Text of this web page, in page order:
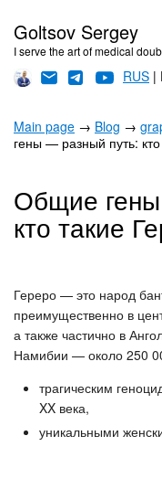
Goltsov Sergey
I serve the art of medical
RUS |
Main page → Blog →
гены — разный путь:
Общие
кто такие
Гереро — это народ
преимущественно в
а также частично в
Намибии — около 250
трагическим
XX века,
уникальными